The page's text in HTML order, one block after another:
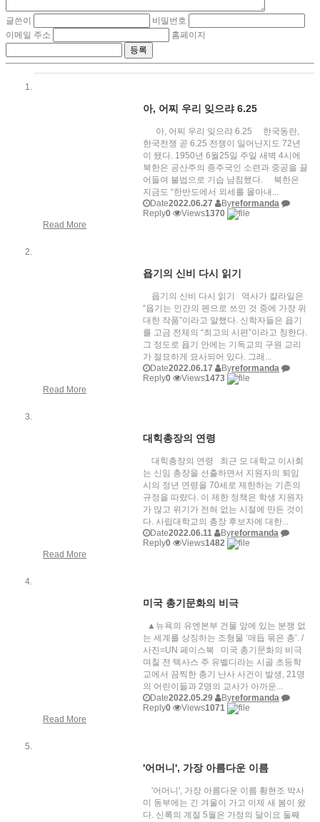
글쓴이
비밀번호
이메일 주소
홈페이지
아, 어찌 우리 잊으랴 6.25
아, 어찌 우리 잊으랴 6.25 한국동란,
한국전쟁 곧 6.25 전쟁이 일어난지도 72년
이 됐다. 1950년 6월25일 주일 새벽 4시에
북한은 공산주의 종주국인 소련과 중공을 끌
어들여 불법으로 기습 남침했다. 북한은
지금도 “한반도에서 외세를 몰아내...
Date2022.06.27 Byreformanda
Reply0 Views1370
Read More
욥기의 신비 다시 읽기
욥기의 신비 다시 읽기 역사가 칼라일은
“욥기는 인간의 펜으로 쓰인 것 중에 가장 위
대한 작품”이라고 말했다. 신학자들은 욥기
를 고금 전체의 “최고의 시편”이라고 칭한다.
그 정도로 욥기 안에는 기독교의 구원 교리
가 절묘하게 묘사되어 있다. 그래...
Date2022.06.17 Byreformanda
Reply0 Views1473
Read More
대힉총장의 연령
대힉총장의 연령 최근 모 대학교 이사회
는 신임 총장을 선출하면서 지원자의 퇴임
시의 정년 연령을 70세로 제한하는 기존의
규정을 따랐다. 이 제한 정책은 학생 지원자
가 많고 위기가 전혀 없는 시절에 만든 것이
다. 사립대학교의 총장 후보자에 대한...
Date2022.06.11 Byreformanda
Reply0 Views1482
Read More
미국 총기문화의 비극
▲뉴욕의 유엔본부 건물 앞에 있는 분쟁 없
는 세계를 상징하는 조형물 ‘매듭 묶은 총’. /
사진=UN 페이스북 미국 총기문화의 비극
며칠 전 텍사스 주 유벨디라는 시골 초등학
교에서 끔찍한 총기 난사 사건이 발생, 21명
의 어린이들과 2명의 교사가 아까운...
Date2022.05.29 Byreformanda
Reply0 Views1071
Read More
'어머니', 가장 아름다운 이름
'어머니', 가장 아름다운 이름 황현조 박사
미 동부에는 긴 겨울이 가고 이제 새 봄이 왔
다. 신록의 계절 5월은 가정의 달이요 둘째